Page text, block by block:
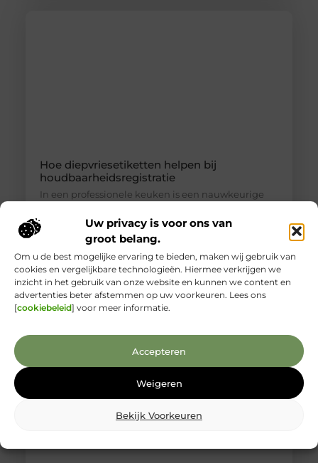
Uw privacy is voor ons van
groot belang.
Om u de best mogelijke ervaring te bieden, maken wij gebruik van
cookies en vergelijkbare technologieën. Hiermee verkrijgen we
inzicht in het gebruik van onze website en kunnen we content en
advertenties beter afstemmen op uw voorkeuren. Lees ons
[cookiebeleid] voor meer informatie.
Accepteren
Weigeren
Bekijk Voorkeuren
Hoe diepvriesetiketten helpen bij
houdbaarheidsregistratie
In een professionele keuken is een nauwkeurige
voedselveiligheid te waarborgen en verspilling te
voorkomen. Diepvriesetiketten spelen hierin een
belangrijke rol, omdat je hiermee eenvoudig
vastlegt wanneer producten zijn ingevroren en tot
wanneer ze gebruikt kunnen worden. Door
diepvriesetiketten consequent te gebruiken,
voorkom je verwarring en houd je controle over je
voorraad. In combinatie met een labelprinter kun